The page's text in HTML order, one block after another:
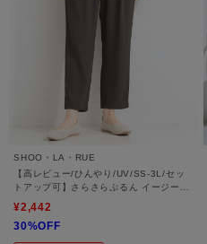
SHOO・LA・RUE
【高レビュー/ひんやり/UV/SS-3L/セッ
トアップ可】さらさらぷるん イージーテ
¥2,442
30%OFF